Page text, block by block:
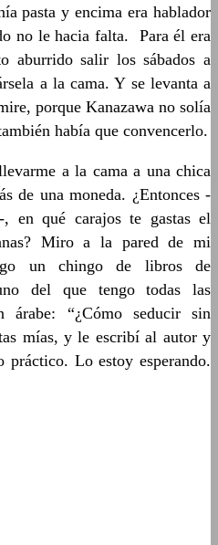
pasta y encima era hablador
no le hacia falta. Para él era
aburrido salir los sábados a
a la cama. Y se levanta a
porque Kanazawa no solía
había que convencerlo.
a la cama a una chica
de una moneda. ¿Entonces -
en qué carajos te gastas el
Miro a la pared de mi
un chingo de libros de
del que tengo todas las
árabe: “¿Cómo seducir sin
mías, y le escribí al autor y
Lo estoy esperando.